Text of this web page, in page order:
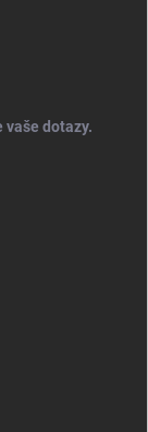
vaše dotazy.